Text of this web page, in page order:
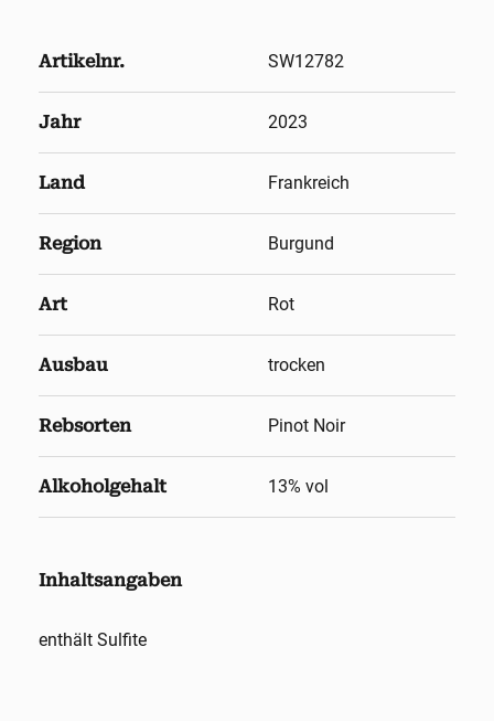
Artikelnr. SW12782
Jahr 2023
Land Frankreich
Region Burgund
Art Rot
Ausbau trocken
Rebsorten Pinot Noir
Alkoholgehalt 13% vol
Inhaltsangaben
enthält Sulfite